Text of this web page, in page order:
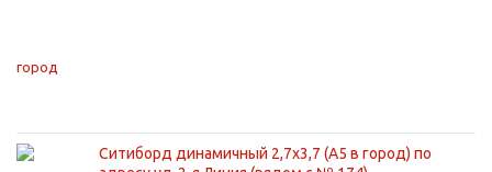
Ситиборд динамичный 2,7х3,7 (А5 в город) по